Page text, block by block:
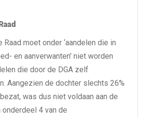
moet onder ‘aandelen die in
en aanverwanten' niet worden
die door de DGA zelf
Aangezien de dochter slechts 26%
was dus niet voldaan aan de
4 van de